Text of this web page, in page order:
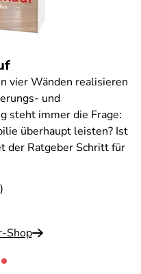
vier Wänden realisieren
und
steht immer die Frage:
überhaupt leisten? Ist
der Ratgeber Schritt für
Shop